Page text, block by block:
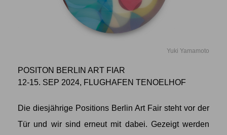
Yuki Yamamoto
POSITON BERLIN ART FIAR
12-15. SEP 2024, FLUGHAFEN TENOELHOF
Die diesjährige Positions Berlin Art Fair steht vor der
Tür und wir sind erneut mit dabei. Gezeigt werden